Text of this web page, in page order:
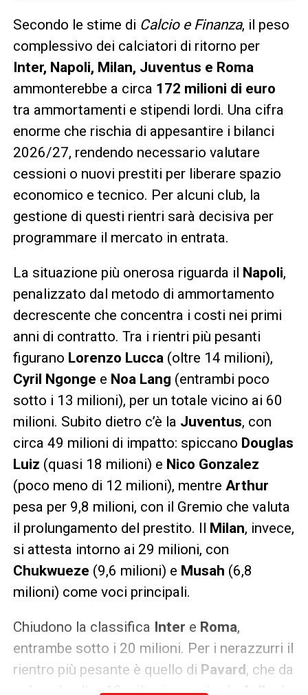
Secondo le stime di Calcio e Finanza, il peso
complessivo dei calciatori di ritorno per
Inter, Napoli, Milan, Juventus e Roma
ammonterebbe a circa 172 milioni di euro
tra ammortamenti e stipendi lordi. Una cifra
enorme che rischia di appesantire i bilanci
2026/27, rendendo necessario valutare
cessioni o nuovi prestiti per liberare spazio
economico e tecnico. Per alcuni club, la
gestione di questi rientri sarà decisiva per
programmare il mercato in entrata.
La situazione più onerosa riguarda il Napoli,
penalizzato dal metodo di ammortamento
decrescente che concentra i costi nei primi
anni di contratto. Tra i rientri più pesanti
figurano Lorenzo Lucca (oltre 14 milioni),
Cyril Ngonge e Noa Lang (entrambi poco
sotto i 13 milioni), per un totale vicino ai 60
milioni. Subito dietro c’è la Juventus, con
circa 49 milioni di impatto: spiccano Douglas
Luiz (quasi 18 milioni) e Nico Gonzalez
(poco meno di 12 milioni), mentre Arthur
pesa per 9,8 milioni, con il Gremio che valuta
il prolungamento del prestito. Il Milan, invece,
si attesta intorno ai 29 milioni, con
Chukwueze (9,6 milioni) e Musah (6,8
milioni) come voci principali.
Chiudono la classifica Inter e Roma,
entrambe sotto i 20 milioni. Per i nerazzurri il
rientro più pesante è quello di Pavard, che da
solo vale oltre 12 milioni, seguito da